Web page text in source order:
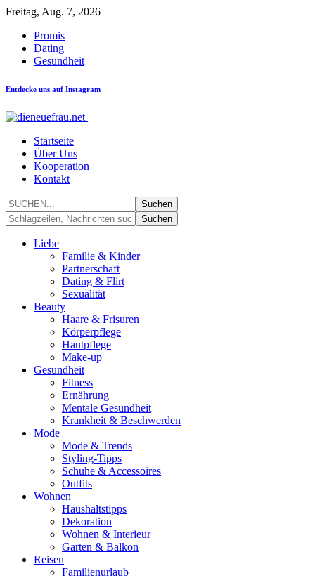
Freitag, Aug. 7, 2026
Promis
Dating
Gesundheit
Entdecke uns auf Instagram
Startseite
Über Uns
Kooperation
Kontakt
Liebe
Familie & Kinder
Partnerschaft
Dating & Flirt
Sexualität
Beauty
Haare & Frisuren
Körperpflege
Hautpflege
Make-up
Gesundheit
Fitness
Ernährung
Mentale Gesundheit
Krankheit & Beschwerden
Mode
Mode & Trends
Styling-Tipps
Schuhe & Accessoires
Outfits
Wohnen
Haushaltstipps
Dekoration
Wohnen & Interieur
Garten & Balkon
Reisen
Familienurlaub